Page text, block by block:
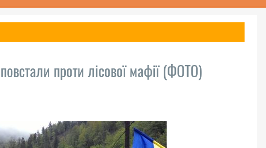
проти лісової мафії (ФОТО)